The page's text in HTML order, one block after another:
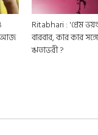
আজ
Ritabhari : 'প্রেম
বারবার, কার কার
ঋতাভরী ?